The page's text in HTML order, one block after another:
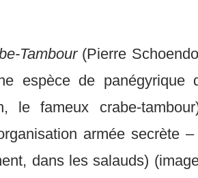
Tambour(Pierre
espèce de panégyrique
le fameux crabe-
armée secrète
dans les salauds)